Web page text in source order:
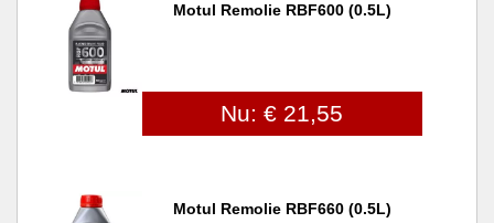
Motul Remolie RBF600 (0.5L)
Nu: € 21,55
Motul Remolie RBF660 (0.5L)